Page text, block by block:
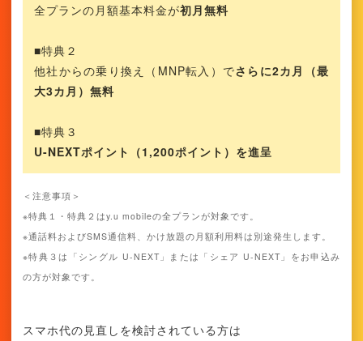
全プランの月額基本料金が初月無料
■特典２
他社からの乗り換え（MNP転入）でさらに2カ月（最
大3カ月）無料
■特典３
U-NEXTポイント（1,200ポイント）を進呈
＜注意事項＞
※特典１・特典２はy.u mobileの全プランが対象です。
※通話料およびSMS通信料、かけ放題の月額利用料は別途発生します。
※特典３は「シングル U-NEXT」または「シェア U-NEXT」をお申込み
の方が対象です。
スマホ代の見直しを検討されている方は